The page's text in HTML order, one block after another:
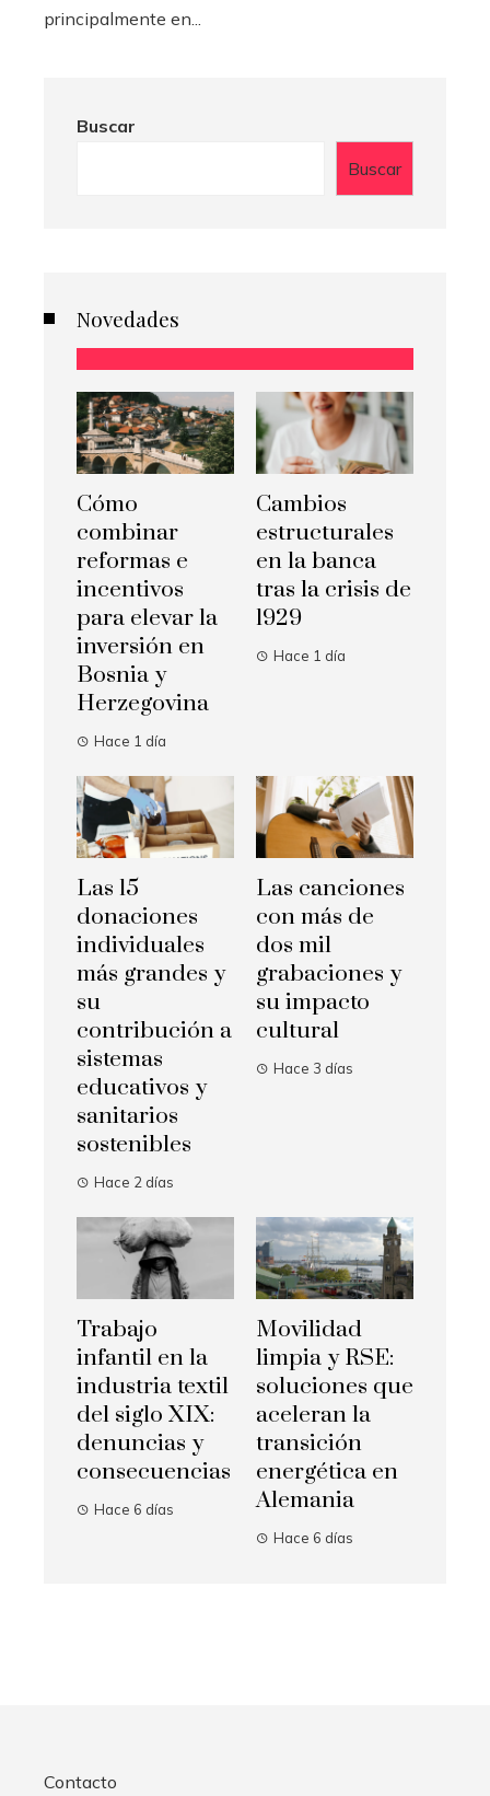
principalmente en...
Buscar
Buscar
Novedades
Cómo
combinar
reformas e
incentivos
para elevar la
inversión en
Bosnia y
Herzegovina
Hace 1 día
Cambios
estructurales
en la banca
tras la crisis de
1929
Hace 1 día
Las 15
donaciones
individuales
más grandes y
su
contribución a
sistemas
educativos y
sanitarios
sostenibles
Hace 2 días
Las canciones
con más de
dos mil
grabaciones y
su impacto
cultural
Hace 3 días
Trabajo
infantil en la
industria textil
del siglo XIX:
denuncias y
consecuencias
Hace 6 días
Movilidad
limpia y RSE:
soluciones que
aceleran la
transición
energética en
Alemania
Hace 6 días
Contacto